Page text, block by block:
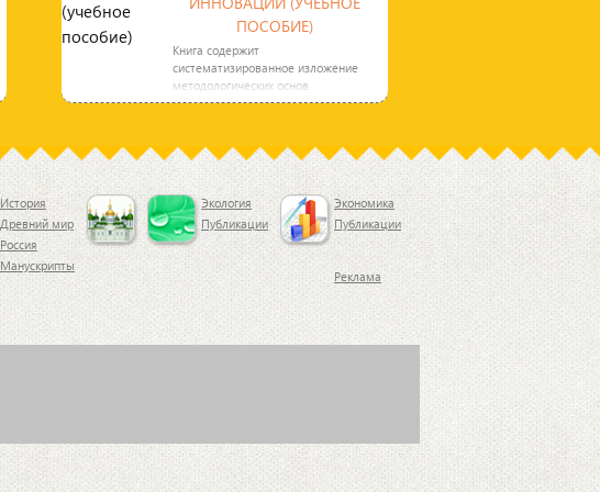
ПОСОБИЕ)
Книга содержит
систематизированное изложение
методологических основ
инновационного развития
История
Древний мир
Россия
Манускрипты
Экология
Публикации
Экономика
Публикации
Реклама